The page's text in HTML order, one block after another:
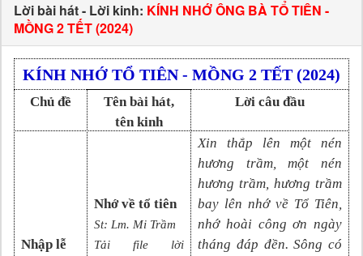
Lời bài hát - Lời kinh: KÍNH NHỚ ÔNG BÀ TỔ TIÊN -
MỒNG 2 TẾT (2024)
KÍNH NHỚ TỔ TIÊN - MỒNG 2 TẾT (2024)
Chủ đề
Tên bài hát,
tên kinh
Lời câu đầu
Nhập lễ
Nhớ về tổ tiên
St: Lm. Mi Trầm
Tải file lời
Xin thắp lên một nén
hương trầm, một nén
hương trầm, hương trầm
bay lên nhớ về Tổ Tiên,
nhớ hoài công ơn ngày
tháng đáp đền. Sông có